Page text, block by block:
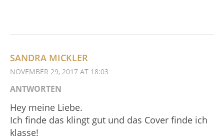
SANDRA MICKLER
NOVEMBER 29, 2017 AT 18:03
ANTWORTEN
Hey meine Liebe.
Ich finde das klingt gut und das Cover finde ich
klasse!